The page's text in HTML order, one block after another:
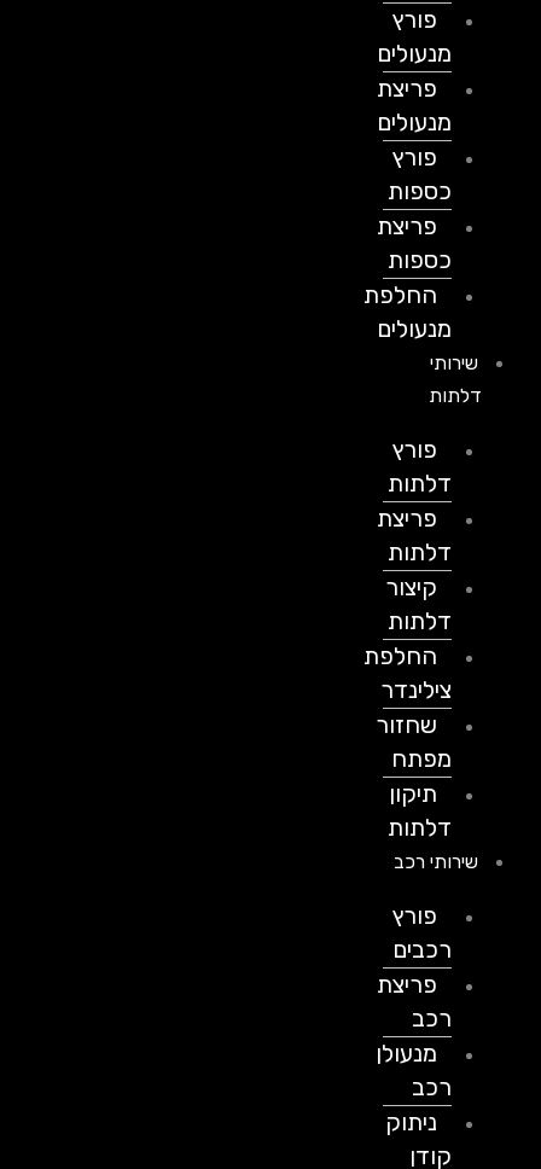
פורץ
מנעולים
פריצת
מנעולים
פורץ
כספות
פריצת
כספות
החלפת
מנעולים
שירותי
דלתות
פורץ
דלתות
פריצת
דלתות
קיצור
דלתות
החלפת
צילינדר
שחזור
מפתח
תיקון
דלתות
שירותי רכב
פורץ
רכבים
פריצת
מנעולן
ניתוק